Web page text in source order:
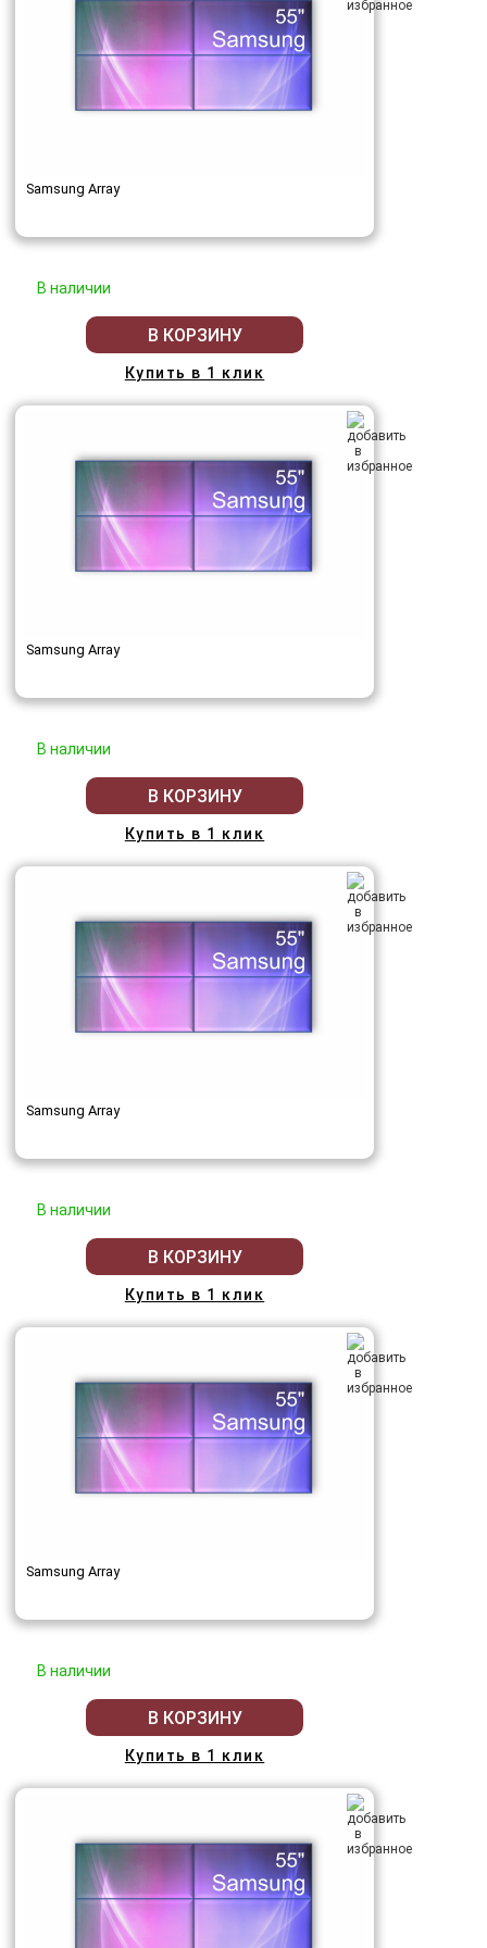
Samsung Array
В наличии
В КОРЗИНУ
Купить в 1 клик
Samsung Array
В наличии
В КОРЗИНУ
Купить в 1 клик
Samsung Array
В наличии
В КОРЗИНУ
Купить в 1 клик
Samsung Array
В наличии
В КОРЗИНУ
Купить в 1 клик